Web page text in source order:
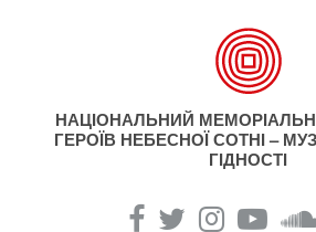
НАЦІОНАЛЬНИЙ
ГЕРОЇВ НЕБЕСНОЇ СОТНІ –
ГІДНОСТІ